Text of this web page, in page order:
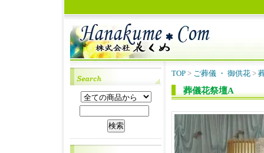
TOP > ご葬儀 ・ 御供花 >
葬儀花祭壇A